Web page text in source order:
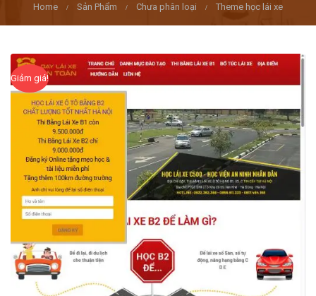
Home Sản Phẩm Chưa phân loại Theme học lái xe
Giảm giá!